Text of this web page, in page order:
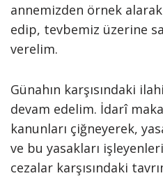
annemizden örnek
edip, tevbemiz üzerine
verelim.
Günahın karşısındaki
devam edelim. İdarî
kanunları çiğneyerek,
ve bu yasakları
cezalar karşısındaki